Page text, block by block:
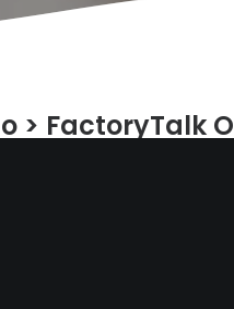
> FactoryTalk